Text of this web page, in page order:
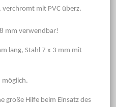
verchromt mit PVC überz.
mm verwendbar!
lang, Stahl 7 x 3 mm mit
möglich.
große Hilfe beim Einsatz des